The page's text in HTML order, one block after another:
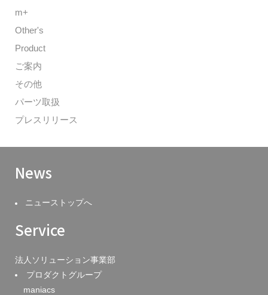
m+
Other's
Product
ご案内
その他
パーツ取扱
プレスリリース
News
ニューストップへ
Service
法人ソリューション事業部
プロダクトグループ
maniacs